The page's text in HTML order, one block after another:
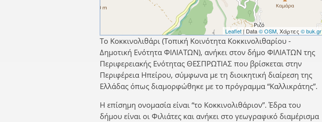
Leaflet| Data© OSM, Χάρτες © buk.gr
Το Κοκκινολιθάρι (Τοπική Κοινότητα Κοκκινολιθαρίου -
Δημοτική Ενότητα ΦΙΛΙΑΤΩΝ), ανήκει στον δήμο ΦΙΛΙΑΤΩΝ της
Περιφερειακής Ενότητας ΘΕΣΠΡΩΤΙΑΣ που βρίσκεται στην
Περιφέρεια Ηπείρου, σύμφωνα με τη διοικητική διαίρεση της
Ελλάδας όπως διαμορφώθηκε με το πρόγραμμα “Καλλικράτης”.
Η επίσημη ονομασία είναι “το Κοκκινολιθάριον”. Έδρα του
δήμου είναι οι Φιλιάτες και ανήκει στο γεωγραφικό διαμέρισμα